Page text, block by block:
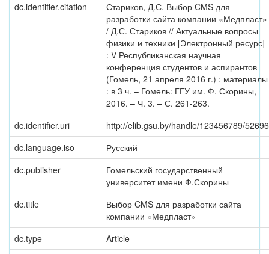
dc.identifier.citation
Стариков, Д.С. Выбор CMS для
разработки сайта компании «Медпласт»
/ Д.С. Стариков // Актуальные вопросы
физики и техники [Электронный ресурс]
: V Республиканская научная
конференция студентов и аспирантов
(Гомель, 21 апреля 2016 г.) : материалы
: в 3 ч. – Гомель: ГГУ им. Ф. Скорины,
2016. – Ч. 3. – С. 261-263.
dc.identifier.uri
http://elib.gsu.by/handle/123456789/52696
dc.language.iso
Русский
dc.publisher
Гомельский государственный
университет имени Ф.Скорины
dc.title
Выбор CMS для разработки сайта
компании «Медпласт»
dc.type
Article